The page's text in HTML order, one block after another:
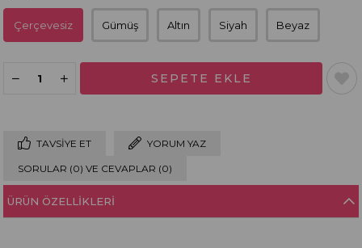
Çerçevesiz Gümüş Altın Siyah Beyaz
TAVSIYE ET YORUM YAZ
SORULAR (0) VE CEVAPLAR (0)
ÜRÜN ÖZELLIKLERI